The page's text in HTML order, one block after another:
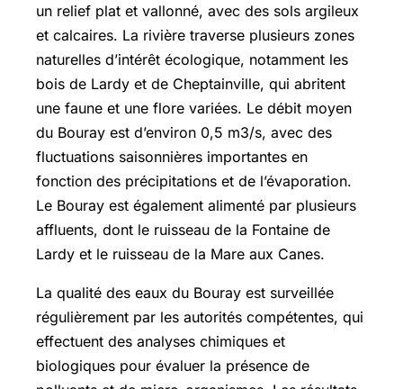
un relief plat et vallonné, avec des sols argileux
et calcaires. La rivière traverse plusieurs zones
naturelles d’intérêt écologique, notamment les
bois de Lardy et de Cheptainville, qui abritent
une faune et une flore variées. Le débit moyen
du Bouray est d’environ 0,5 m3/s, avec des
fluctuations saisonnières importantes en
fonction des précipitations et de l’évaporation.
Le Bouray est également alimenté par plusieurs
affluents, dont le ruisseau de la Fontaine de
Lardy et le ruisseau de la Mare aux Canes.
La qualité des eaux du Bouray est surveillée
régulièrement par les autorités compétentes, qui
effectuent des analyses chimiques et
biologiques pour évaluer la présence de